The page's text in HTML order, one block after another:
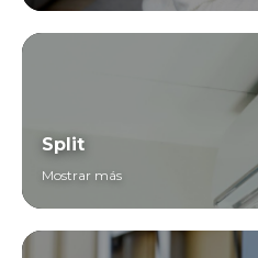
Split
Mostrar más